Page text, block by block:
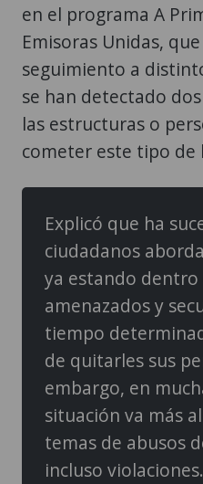
en el programa A
Emisoras Unidas,
seguimiento a
se han detectado
las estructuras o
cometer este tipo de
Explicó que ha
ciudadanos
ya estando
amenazados y
tiempo
de quitarles sus
embargo, en
situación va más
temas de abusos
incluso violaciones.